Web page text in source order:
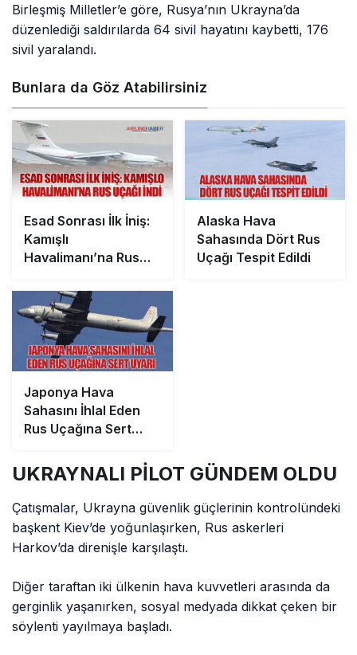
Birleşmiş Milletler’e göre, Rusya’nın Ukrayna’da
düzenlediği saldırılarda 64 sivil hayatını kaybetti, 176
sivil yaralandı.
Bunlara da Göz Atabilirsiniz
Esad Sonrası İlk İniş:
Kamışlı
Havalimanı’na Rus
Alaska Hava
Sahasında Dört Rus
Uçağı Tespit Edildi
Japonya Hava
Sahasını İhlal Eden
Rus Uçağına Sert
UKRAYNALI PİLOT GÜNDEM OLDU
Çatışmalar, Ukrayna güvenlik güçlerinin kontrolündeki
başkent Kiev’de yoğunlaşırken, Rus askerleri
Harkov’da direnişle karşılaştı.
Diğer taraftan iki ülkenin hava kuvvetleri arasında da
gerginlik yaşanırken, sosyal medyada dikkat çeken bir
söylenti yayılmaya başladı.